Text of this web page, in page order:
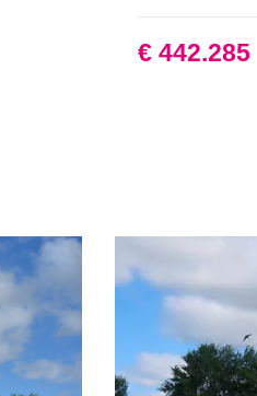
€ 442.285